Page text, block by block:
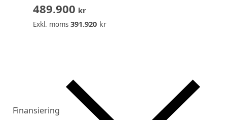
489.900 kr
Exkl. moms 391.920kr
Finansiering